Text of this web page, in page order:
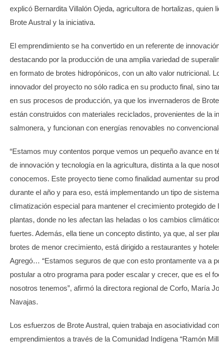
explicó Bernardita Villalón Ojeda, agricultora de hortalizas, quien
Brote Austral y la iniciativa.
El emprendimiento se ha convertido en un referente de
destacando por la producción de una amplia variedad de
en formato de brotes hidropónicos, con un alto valor nutricional.
innovador del proyecto no sólo radica en su producto final, sino
en sus procesos de producción, ya que los invernaderos de
están construidos con materiales reciclados, provenientes de la
salmonera, y funcionan con energías renovables no
“Estamos muy contentos porque vemos un pequeño avance en
de innovación y tecnología en la agricultura, distinta a la que
conocemos. Este proyecto tiene como finalidad aumentar su
durante el año y para eso, está implementando un tipo de
climatización especial para mantener el crecimiento protegido de
plantas, donde no les afectan las heladas o los cambios
fuertes. Además, ella tiene un concepto distinto, ya que, al ser
brotes de menor crecimiento, está dirigido a restaurantes y
Agregó… “Estamos seguros de que con esto prontamente va a
postular a otro programa para poder escalar y crecer, que es el
nosotros tenemos”, afirmó la directora regional de Corfo, María
Navajas.
Los esfuerzos de Brote Austral, quien trabaja en asociatividad
emprendimientos a través de la Comunidad Indígena “Ramón